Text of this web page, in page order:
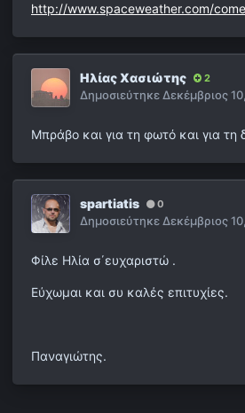
http://www.spaceweather.com/
Ηλίας Χασιώτης 2
ΔημοσιεύτηκεΔεκέμβριος
Μπράβο και για τη φωτό και για
spartiatis 0
ΔημοσιεύτηκεΔεκέμβριος
Φίλε Ηλία σ΄ευχαριστώ .
Εύχωμαι και συ καλές επιτυχίες.
Παναγιώτης.